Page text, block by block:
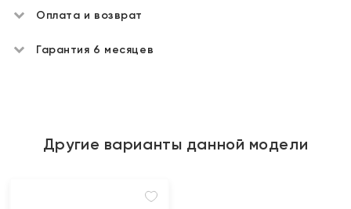
Оплата и возврат
Гарантия 6 месяцев
Другие варианты данной модели